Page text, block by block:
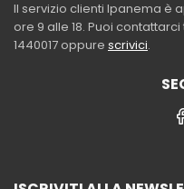
Il servizio clienti Ipanema è
ore 9 alle 18. Puoi
1440017 oppure scrivici.